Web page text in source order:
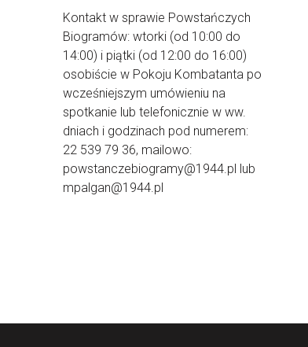
Kontakt w sprawie Powstańczych
Biogramów: wtorki (od 10:00 do
14:00) i piątki (od 12:00 do 16:00)
osobiście w Pokoju Kombatanta po
wcześniejszym umówieniu na
spotkanie lub telefonicznie w ww.
dniach i godzinach pod numerem:
22 539 79 36, mailowo:
powstanczebiogramy@1944.pl lub
mpalgan@1944.pl